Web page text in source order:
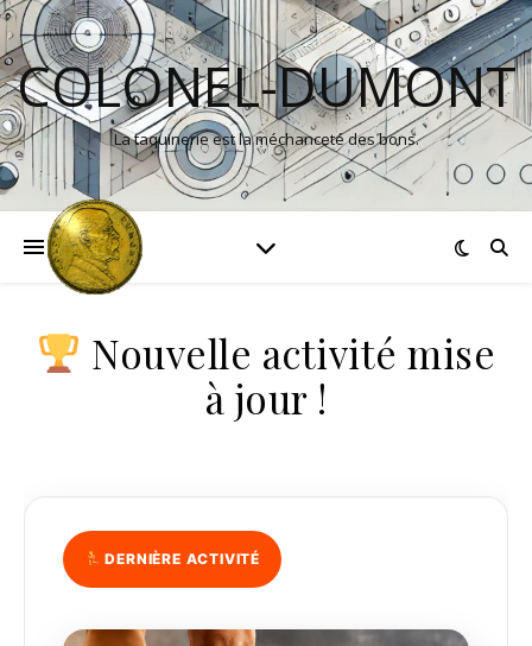
COLONEL-DUMONT
La taquinerie est la méchanceté des bons.
Nouvelle activité mise
à jour !
DERNIÈRE ACTIVITÉ